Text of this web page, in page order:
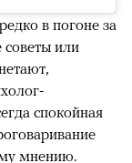
в погоне за
или
спокойная
мнению.